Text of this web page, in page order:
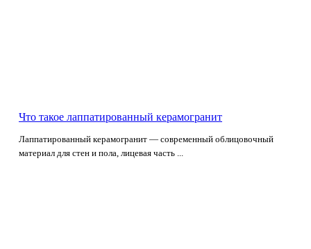
Что такое лаппатированный керамогранит
Лаппатированный керамогранит — современный облицовочный
материал для стен и пола, лицевая часть ...